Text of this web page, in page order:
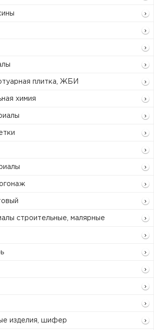
плитка, ЖБИ
химия
строительные, малярные
изделия, шифер